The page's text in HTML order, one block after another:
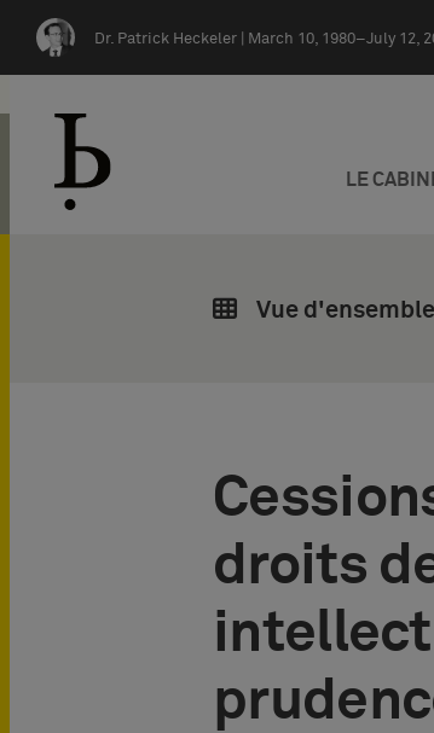
Dr. Patrick Heckeler | March 10, 1980–July 12,
LE
Vue
droits